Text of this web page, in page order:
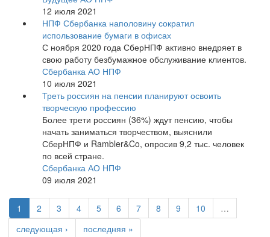
12 июля 2021
НПФ Сбербанка наполовину сократил
использование бумаги в офисах
С ноября 2020 года СберНПФ активно внедряет в
свою работу безбумажное обслуживание клиентов.
Сбербанка АО НПФ
10 июля 2021
Треть россиян на пенсии планируют освоить
творческую профессию
Более трети россиян (36%) ждут пенсию, чтобы
начать заниматься творчеством, выяснили
СберНПФ и Rambler&Co, опросив 9,2 тыс. человек
по всей стране.
Сбербанка АО НПФ
09 июля 2021
1 2 3 4 5 6 7 8 9 10
…
следующая ›
последняя »